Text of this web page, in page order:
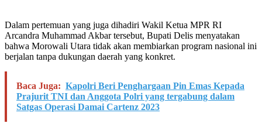
Dalam pertemuan yang juga dihadiri Wakil Ketua MPR RI
Arcandra Muhammad Akbar tersebut, Bupati Delis menyatakan
bahwa Morowali Utara tidak akan membiarkan program nasional ini
berjalan tanpa dukungan daerah yang konkret.
Baca Juga: Kapolri Beri Penghargaan Pin Emas Kepada
Prajurit TNI dan Anggota Polri yang tergabung dalam
Satgas Operasi Damai Cartenz 2023